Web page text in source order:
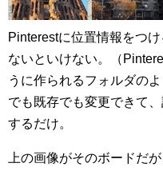
Pinterestに位置情報をつ
ないといけない。（
うに作られるフォルダの
でも既存でも変更できて
するだけ。
上の画像がそのボードだ